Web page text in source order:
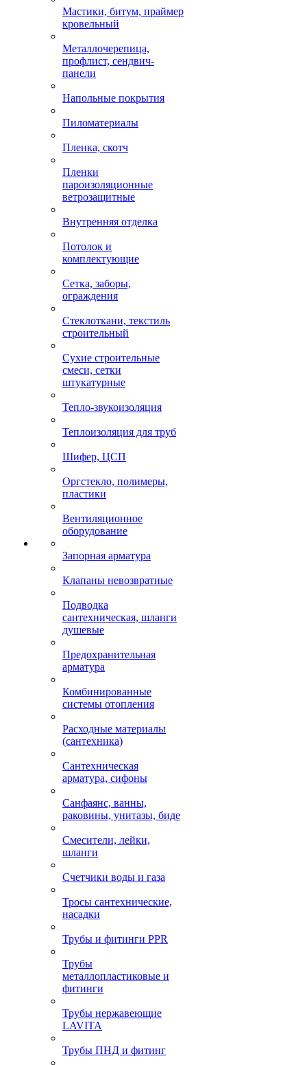
Мастики, битум, праймер
кровельный
Металлочерепица,
профлист, сендвич-
панели
Напольные покрытия
Пиломатериалы
Пленка, скотч
Пленки
пароизоляционные
ветрозащитные
Внутренняя отделка
Потолок и
комплектующие
Сетка, заборы,
ограждения
Стеклоткани, текстиль
строительный
Сухие строительные
смеси, сетки
штукатурные
Тепло-звукоизоляция
Теплоизоляция для труб
Шифер, ЦСП
Оргстекло, полимеры,
пластики
Вентиляционное
оборудование
Запорная арматура
Клапаны невозвратные
Подводка
сантехническая, шланги
душевые
Предохранительная
арматура
Комбинированные
системы отопления
Расходные материалы
(сантехника)
Сантехническая
арматура, сифоны
Санфаянс, ванны,
раковины, унитазы, биде
Смесители, лейки,
шланги
Счетчики воды и газа
Тросы сантехнические,
насадки
Трубы и фитинги PPR
Трубы
металлопластиковые и
фитинги
Трубы нержавеющие
LAVITA
Трубы ПНД и фитинг